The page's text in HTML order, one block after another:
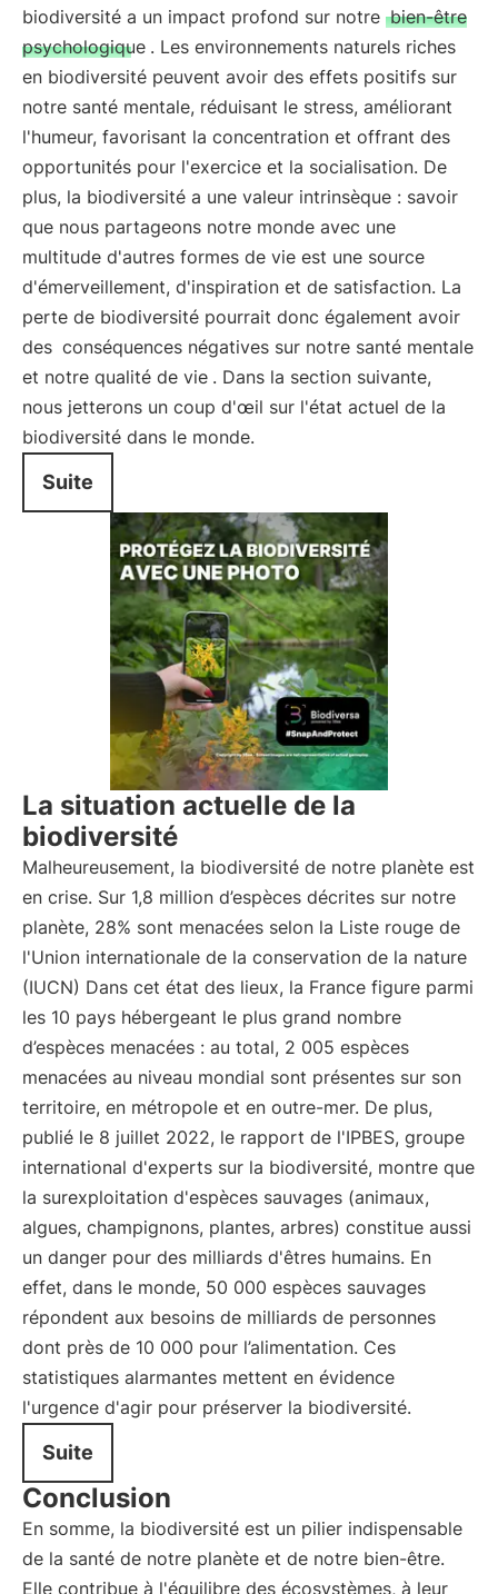
biodiversité a un impact profond sur notre bien-être
psychologique . Les environnements naturels riches
en biodiversité peuvent avoir des effets positifs sur
notre santé mentale, réduisant le stress, améliorant
l'humeur, favorisant la concentration et offrant des
opportunités pour l'exercice et la socialisation. De
plus, la biodiversité a une valeur intrinsèque : savoir
que nous partageons notre monde avec une
multitude d'autres formes de vie est une source
d'émerveillement, d'inspiration et de satisfaction. La
perte de biodiversité pourrait donc également avoir
des conséquences négatives sur notre santé mentale
et notre qualité de vie . Dans la section suivante,
nous jetterons un coup d'œil sur l'état actuel de la
biodiversité dans le monde.
Suite
La situation actuelle de la
biodiversité
Malheureusement, la biodiversité de notre planète est
en crise. Sur 1,8 million d’espèces décrites sur notre
planète, 28% sont menacées selon la Liste rouge de
l'Union internationale de la conservation de la nature
(IUCN) Dans cet état des lieux, la France figure parmi
les 10 pays hébergeant le plus grand nombre
d’espèces menacées : au total, 2 005 espèces
menacées au niveau mondial sont présentes sur son
territoire, en métropole et en outre-mer. De plus,
publié le 8 juillet 2022, le rapport de l'IPBES, groupe
international d'experts sur la biodiversité, montre que
la surexploitation d'espèces sauvages (animaux,
algues, champignons, plantes, arbres) constitue aussi
un danger pour des milliards d'êtres humains. En
effet, dans le monde, 50 000 espèces sauvages
répondent aux besoins de milliards de personnes
dont près de 10 000 pour l’alimentation. Ces
statistiques alarmantes mettent en évidence
l'urgence d'agir pour préserver la biodiversité.
Suite
Conclusion
En somme, la biodiversité est un pilier indispensable
de la santé de notre planète et de notre bien-être.
Elle contribue à l'équilibre des écosystèmes, à leur